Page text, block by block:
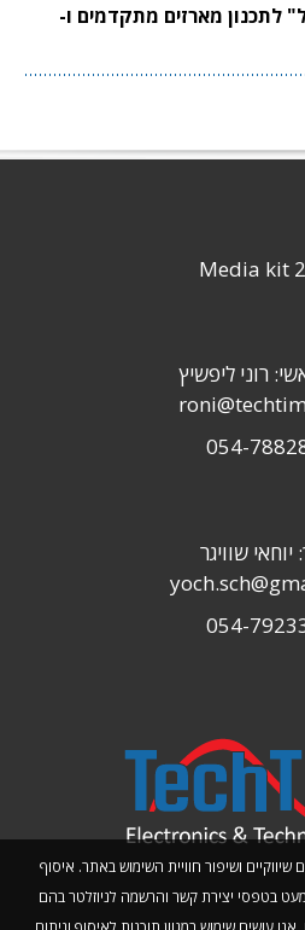
לתכנון מארזים מתקדמים ו-
שיווקיים ושיפור חוויית השימוש באתר. איסוף
בטפסי יצירת קשר והרשמה לניוזלטר בהם
Media kit
רוני ליפשיץ
054-
יוחאי שוויגר
054-